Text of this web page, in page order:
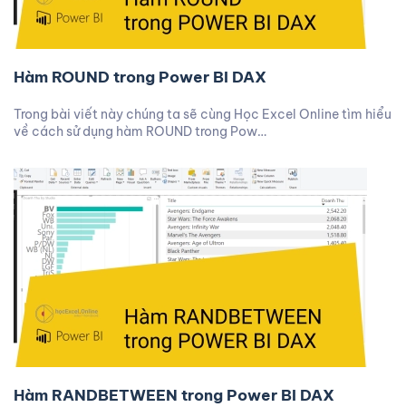
Hàm ROUND trong Power BI DAX
Trong bài viết này chúng ta sẽ cùng Học Excel Online tìm hiểu
về cách sử dụng hàm ROUND trong Pow…
Hàm RANDBETWEEN trong Power BI DAX